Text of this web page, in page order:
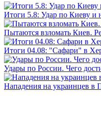
Итоги 5.8: Удар по Киеву и
Пытаются взломать Киев.
Итоги 04.08: "Сафари" в
Удары по России. Чего
Нападения на украинцев в